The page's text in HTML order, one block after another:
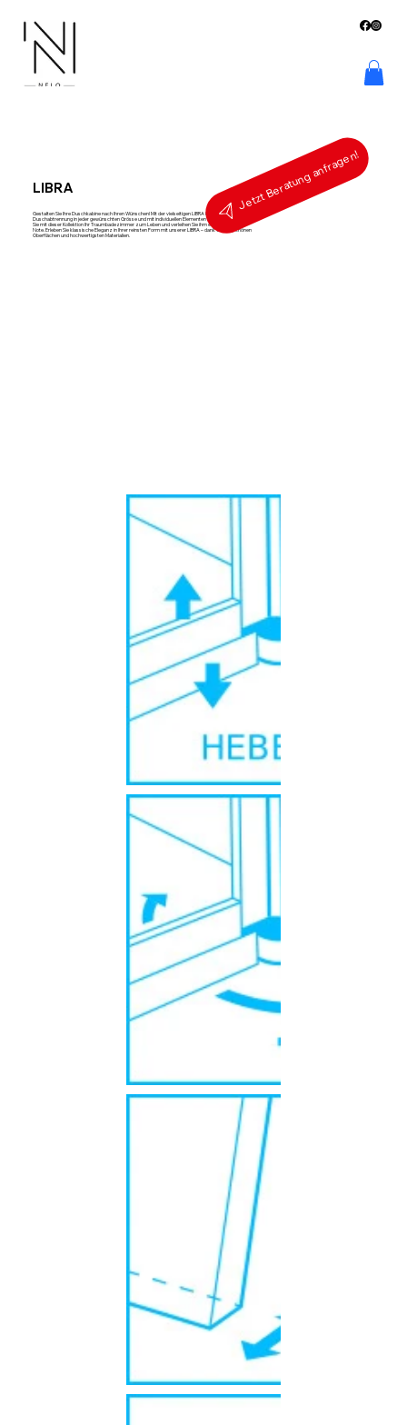
LIBRA
Gestalten Sie Ihre Duschkabine nach Ihren Wünschen! Mit der vielseitigen LIBRA können Sie Ihre
Duschabtrennung in jeder gewünschten Grösse und mit individuellen Elementen bestellen. Erwecken
Sie mit dieser Kollektion Ihr Traumbadezimmer zum Leben und verleihen Sie ihm eine einzigartige
Note. Erleben Sie klassische Eleganz in Ihrer reinsten Form mit unserer LIBRA – dank wunderschönen
Oberflächen und hochwertigsten Materialien.
Jetzt Beratung anfragen!